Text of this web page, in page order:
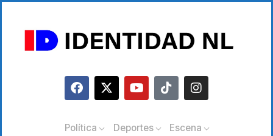
Política Deportes
Escena